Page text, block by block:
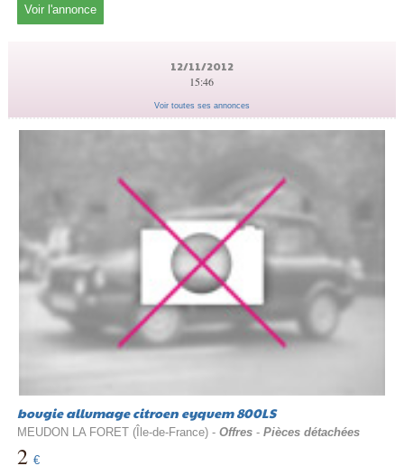
Voir l'annonce
12/11/2012
15:46
Voir toutes ses annonces
bougie allumage citroen eyquem 800LS
MEUDON LA FORET (Île-de-France) - Offres- Pièces détachées
2 €